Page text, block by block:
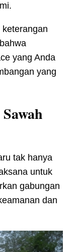
yang Anda
yang
tak hanya
untuk
gabungan
dan